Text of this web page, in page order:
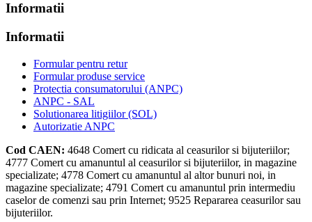
Informatii
Informatii
Formular pentru retur
Formular produse service
Protectia consumatorului (ANPC)
ANPC - SAL
Solutionarea litigiilor (SOL)
Autorizatie ANPC
Cod CAEN: 4648 Comert cu ridicata al ceasurilor si bijuteriilor;
4777 Comert cu amanuntul al ceasurilor si bijuteriilor, in magazine
specializate; 4778 Comert cu amanuntul al altor bunuri noi, in
magazine specializate; 4791 Comert cu amanuntul prin intermediu
caselor de comenzi sau prin Internet; 9525 Repararea ceasurilor sau
bijuteriilor.